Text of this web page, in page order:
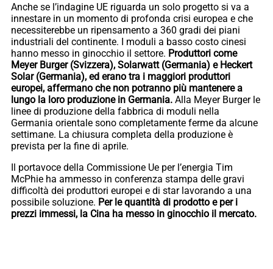
Anche se l’indagine UE riguarda un solo progetto si va a
innestare in un momento di profonda crisi europea e che
necessiterebbe un ripensamento a 360 gradi dei piani
industriali del continente. I moduli a basso costo cinesi
hanno messo in ginocchio il settore. Produttori come
Meyer Burger (Svizzera), Solarwatt (Germania) e Heckert
Solar (Germania), ed erano tra i maggiori produttori
europei, affermano che non potranno più mantenere a
lungo la loro produzione in Germania. Alla Meyer Burger le
linee di produzione della fabbrica di moduli nella
Germania orientale sono completamente ferme da alcune
settimane. La chiusura completa della produzione è
prevista per la fine di aprile.
Il portavoce della Commissione Ue per l’energia Tim
McPhie ha ammesso in conferenza stampa delle gravi
difficoltà dei produttori europei e di star lavorando a una
possibile soluzione. Per le quantità di prodotto e per i
prezzi immessi, la Cina ha messo in ginocchio il mercato.